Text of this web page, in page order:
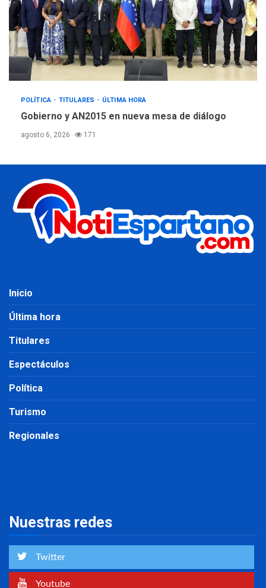
POLÍTICA TITULARES ÚLTIMA HORA
Gobierno y AN2015 en nueva mesa de diálogo
agosto 6, 2026 171
Inicio
Última hora
Titulares
Espectáculos
Política
Turismo
Regionales
Nuestras redes
Twitter
Youtube